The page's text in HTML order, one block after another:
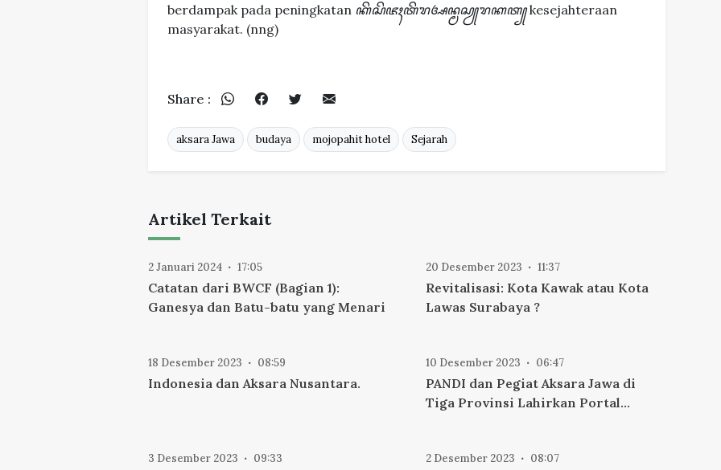
berdampak pada peningkatan ꦏꦼꦱꦼꦗꦃꦠꦼꦫꦄꦤ꧀ꦩꦱꦾꦫꦏꦠ꧀kesejahteraan
masyarakat. (nng)
Share :
aksara Jawa budaya mojopahit hotel Sejarah
Artikel Terkait
2 Januari 2024 17:05
Catatan dari BWCF (Bagian 1):
Ganesya dan Batu-batu yang Menari
20 Desember 2023 11:37
Revitalisasi: Kota Kawak atau Kota
Lawas Surabaya ?
18 Desember 2023 08:59
Indonesia dan Aksara Nusantara.
10 Desember 2023 06:47
PANDI dan Pegiat Aksara Jawa di
Tiga Provinsi Lahirkan Portal
3 Desember 2023 09:33 2 Desember 2023 08:07